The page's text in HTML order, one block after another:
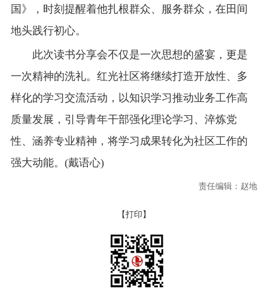
国》，时刻提醒着他扎根群众、服务群众，在田间
地头践行初心。
此次读书分享会不仅是一次思想的盛宴，更是
一次精神的洗礼。红光社区将继续打造开放性、多
样化的学习交流活动，以知识学习推动业务工作高
质量发展，引导青年干部强化理论学习、淬炼党
性、涵养专业精神，将学习成果转化为社区工作的
强大动能。(戴语心)
责任编辑：赵地
【打印】